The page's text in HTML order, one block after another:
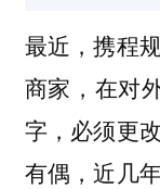
最近，携程
商家，在对
字，必须更
有偶，近几